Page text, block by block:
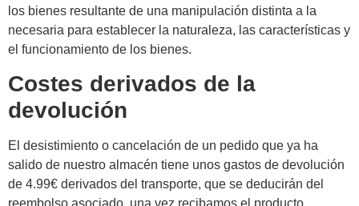
los bienes resultante de una manipulación distinta a la
necesaria para establecer la naturaleza, las características y
el funcionamiento de los bienes.
Costes derivados de la
devolución
El desistimiento o cancelación de un pedido que ya ha
salido de nuestro almacén tiene unos gastos de devolución
de 4.99€ derivados del transporte, que se deducirán del